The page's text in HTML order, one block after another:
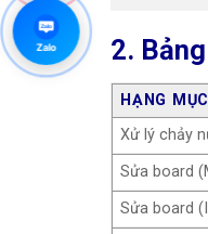
2.
HẠNG
Xử lý chảy
Sửa board
Sửa board
Zalo
Zalo